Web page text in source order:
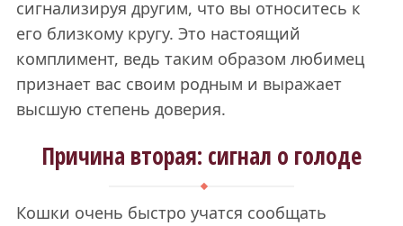
сигнализируя другим, что вы относитесь к
его близкому кругу. Это настоящий
комплимент, ведь таким образом любимец
признает вас своим родным и выражает
высшую степень доверия.
Причина вторая: сигнал о голоде
Кошки очень быстро учатся сообщать